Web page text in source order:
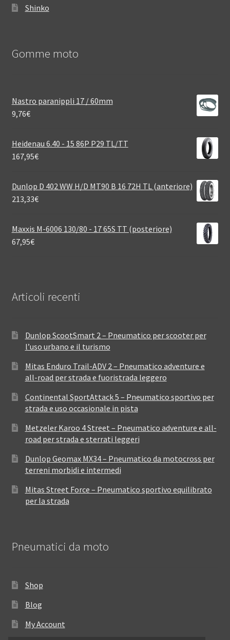
Shinko
Gomme moto
Nastro paranippli 17 / 60mm
9,76€
Heidenau 6.40 - 15 86P P29 TL/TT
167,95€
Dunlop D 402 WW H/D MT90 B 16 72H TL (anteriore)
213,33€
Maxxis M-6006 130/80 - 17 65S TT (posteriore)
67,95€
Articoli recenti
Dunlop ScootSmart 2 – Pneumatico per scooter per
l’uso urbano e il turismo
Mitas Enduro Trail-ADV 2 – Pneumatico adventure e
all-road per strada e fuoristrada leggero
Continental SportAttack 5 – Pneumatico sportivo per
strada e uso occasionale in pista
Metzeler Karoo 4 Street – Pneumatico adventure e all-
road per strada e sterrati leggeri
Dunlop Geomax MX34 – Pneumatico da motocross per
terreni morbidi e intermedi
Mitas Street Force – Pneumatico sportivo equilibrato
per la strada
Pneumatici da moto
Shop
Blog
My Account